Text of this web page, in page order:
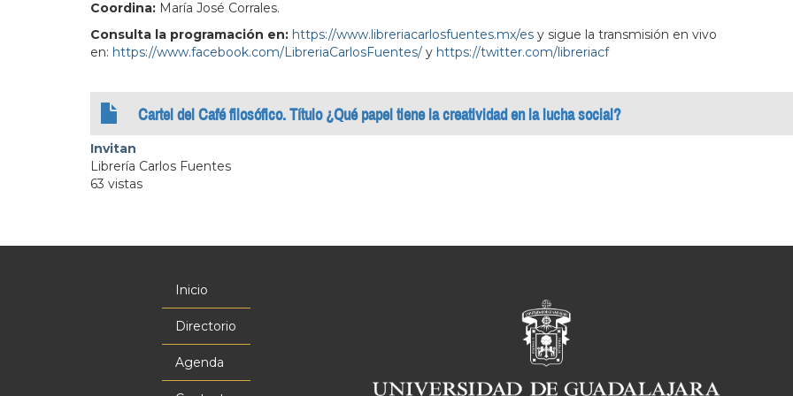
Coordina: María José Corrales.
Consulta la programación en: https://www.libreriacarlosfuentes.mx/es y sigue la transmisión en vivo
en: https://www.facebook.com/LibreriaCarlosFuentes/ y https://twitter.com/libreriacf
Cartel del Café filosófico. Título ¿Qué papel tiene la creatividad en la lucha social?
Invitan
Librería Carlos Fuentes
63 vistas
principal
Inicio
Directorio
Agenda